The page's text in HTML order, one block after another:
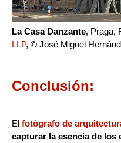
La Casa Danzante, Praga,
LLP, © José Miguel
Conclusión:
El fotógrafo de
capturar la esencia de